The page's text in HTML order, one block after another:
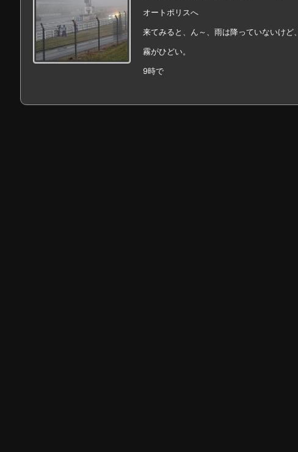
オートポリスへ
来てみると、ん～、雨は降っていないけど、
霧がひどい。
9時で